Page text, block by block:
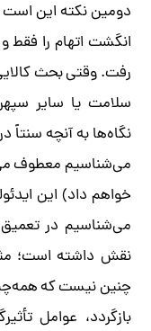
دومین نکته‌ این است
انگشت اتهام را فقط
رفت. وقتی بحث
سلامت یا سایر
نگاه‌ها به آنچه سنتاً
می‌شناسیم معطوف
خواهم داد) این
می‌شناسیم در تعمیق
نقش داشته است؛
چنین نیست که
بازگردد، عوامل